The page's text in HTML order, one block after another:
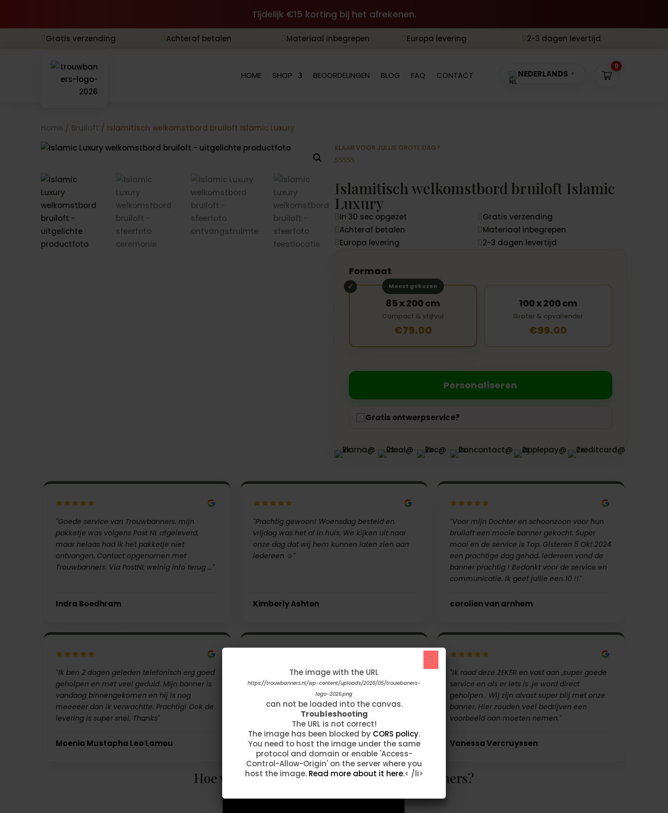
Tijdelijk €15 korting bij het afrekenen.
 Gratis verzending  Achteraf betalen  Materiaal inbegrepen  Europa levering  2-3 dagen levertijd
HOME SHOP BEOORDELINGEN BLOG FAQ CONTACT NEDERLANDS ▼
0
Home / Bruiloft / Islamitisch welkomstbord bruiloft Islamic Luxury
KLAAR VOOR JULLIE GROTE DAG?
gebaseerd
op
klantbeoord
elingen
Islamitisch welkomstbord bruiloft Islamic
Luxury
 In 30 sec opgezet  Gratis verzending
 Achteraf betalen  Materiaal inbegrepen
 Europa levering  2-3 dagen levertijd
Formaat
Meest gekozen
85 x 200 cm
Compact & stijlvol
€79.00
100 x 200 cm
Groter & opvallender
€99.00
Personaliseren
Gratis ontwerpservice?
"Goede service van Trouwbanners. mijn
pakketje was volgens Post NL afgeleverd,
maar helaas had ik het pakketje niet
ontvangen. Contact opgenomen met
Trouwbanners. Via PostNL weinig info terug …"
Indra Boedhram
"Prachtig gewoon! Woensdag besteld en
vrijdag was het al in huis. We kijken uit naar
onze dag dat wij hem kunnen laten zien aan
iedereen ☺️"
Kimberly Ashton
"Voor mijn Dochter en schoonzoon voor hun
bruiloft een mooie banner gekocht. Super
mooi en de service is Top. Gisteren 5 Okt 2024
een prachtige dag gehad. Iedereen vond de
banner prachtig ! Bedankt voor de service en
communicatie. Ik geef jullie een 10 !!"
carolien van arnhem
"Ik ben 2 dagen geleden telefonisch erg goed
geholpen en met veel geduld. Mijn banner is
vandaag binnengekomen en hij is nog
meeeeer dan ik verwachtte. Prachtig! Ook de
levering is super snel. Thanks"
Moenia Mustapha Leo Lamou
"Afgelopen week hebben wij onze
trouwbanner ontvangen. Wat zijn we hier
onwijs blij mee...!!! Op voorhand hadden wij
per mail contact omdat we de banner wilde
aanpassen. …"
Fam Taelman
"Ik raad deze ZEKER en vast aan ,super goede
service en als er iets is ,je word direct
geholpen . Wij zijn alvast super blij met onze
banner. Hier zouden veel bedrijven een
voorbeeld aan moeten nemen."
Vanessa Vercruyssen
Hoe werkt de welkomstbord van Trouwbanners?
The image with the URL
https://trouwbanners.nl/wp-content/uploads/2020/05/Islamic-Luxury-
Bruiloft.jpg
can not be loaded into the canvas.
Troubleshooting
The URL is not correct!
The image has been blocked by CORS policy.
You need to host the image under the same
protocol and domain or enable 'Access-
Control-Allow-Origin' on the server where you
host the image. Read more about it here.< /li>
The image with the URL
https://trouwbanners.nl/wp-content/uploads/2026/05/trouwbaners-
logo-2026.png
can not be loaded into the canvas.
Troubleshooting
The URL is not correct!
The image has been blocked by CORS policy.
You need to host the image under the same
protocol and domain or enable 'Access-
Control-Allow-Origin' on the server where you
host the image. Read more about it here.< /li>